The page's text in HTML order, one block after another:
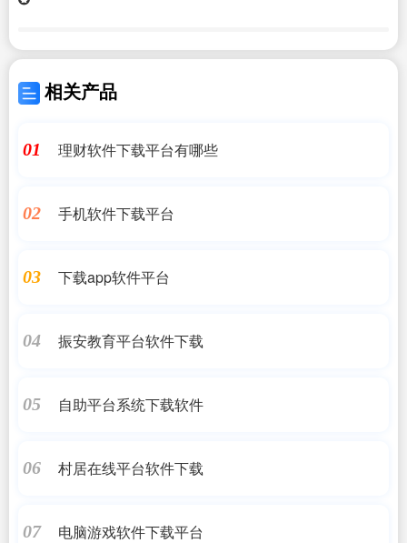
相关产品
01 理财软件下载平台有哪些
02 手机软件下载平台
03 下载app软件平台
04 振安教育平台软件下载
05 自助平台系统下载软件
06 村居在线平台软件下载
07 电脑游戏软件下载平台